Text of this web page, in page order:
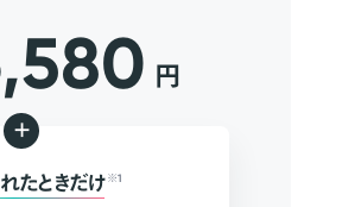
円
+
たときだけ ※1